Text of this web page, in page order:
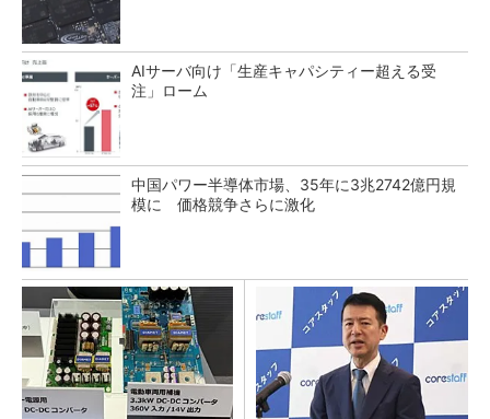
AIサーバ向け「生産キャパシティー超える受
注」ローム
中国パワー半導体市場、35年に3兆2742億円規
模に 価格競争さらに激化